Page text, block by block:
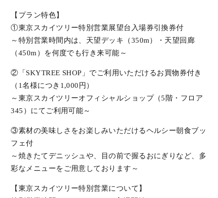
【プラン特色】
①東京スカイツリー特別営業展望台入場券引換券付
～特別営業時間内は、天望デッキ（350m）・天望回廊
（450m）を何度でも行き来可能～
②「SKYTREE SHOP」でご利用いただけるお買物券付き
（1名様につき1,000円）
～東京スカイツリーオフィシャルショップ（5階・フロア
345）にてご利用可能～
③素材の美味しさをお楽しみいただけるヘルシー朝食ブッ
フェ付
～焼きたてデニッシュや、目の前で握るおにぎりなど、多
彩なメニューをご用意しております～
【東京スカイツリー特別営業について】